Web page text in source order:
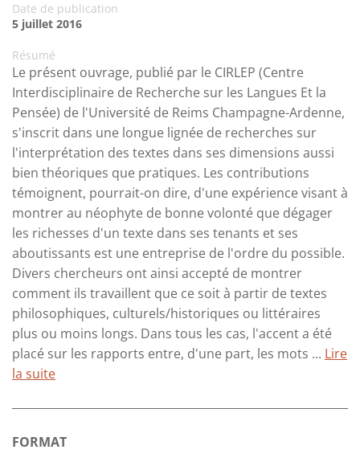
Date de publication
5 juillet 2016
Résumé
Le présent ouvrage, publié par le CIRLEP (Centre
Interdisciplinaire de Recherche sur les Langues Et la
Pensée) de l'Université de Reims Champagne-Ardenne,
s'inscrit dans une longue lignée de recherches sur
l'interprétation des textes dans ses dimensions aussi
bien théoriques que pratiques. Les contributions
témoignent, pourrait-on dire, d'une expérience visant à
montrer au néophyte de bonne volonté que dégager
les richesses d'un texte dans ses tenants et ses
aboutissants est une entreprise de l'ordre du possible.
Divers chercheurs ont ainsi accepté de montrer
comment ils travaillent que ce soit à partir de textes
philosophiques, culturels/historiques ou littéraires
plus ou moins longs. Dans tous les cas, l'accent a été
placé sur les rapports entre, d'une part, les mots ... Lire
la suite
FORMAT